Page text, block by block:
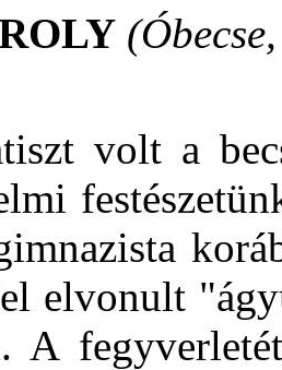
volt a
elvonult
A